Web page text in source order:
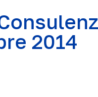
2014